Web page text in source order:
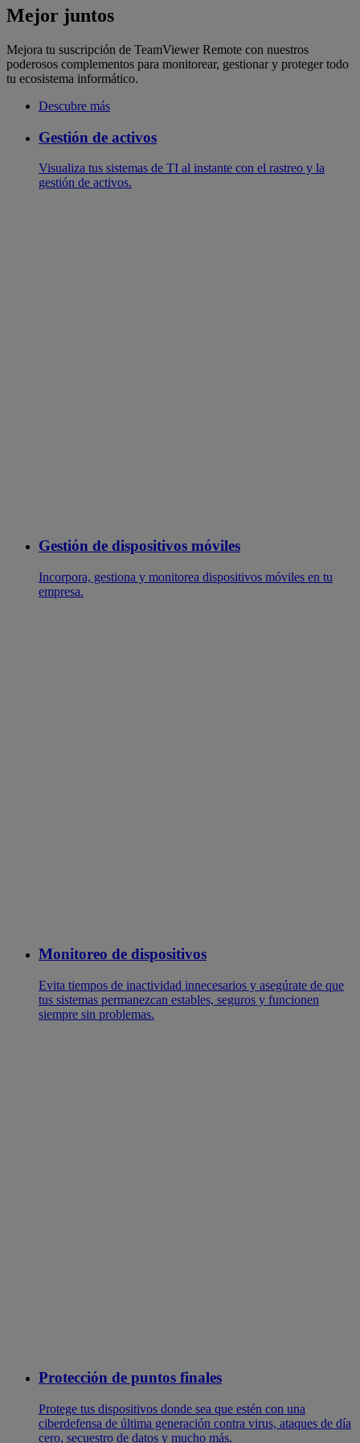
Mejor juntos
Mejora tu suscripción de TeamViewer Remote con nuestros
poderosos complementos para monitorear, gestionar y proteger todo
tu ecosistema informático.
Descubre más
Gestión de activos
Visualiza tus sistemas de TI al instante con el rastreo y la
gestión de activos.
Gestión de dispositivos móviles
Incorpora, gestiona y monitorea dispositivos móviles en tu
empresa.
Monitoreo de dispositivos
Evita tiempos de inactividad innecesarios y asegúrate de que
tus sistemas permanezcan estables, seguros y funcionen
siempre sin problemas.
Protección de puntos finales
Protege tus dispositivos donde sea que estén con una
ciberdefensa de última generación contra virus, ataques de día
cero, secuestro de datos y mucho más.